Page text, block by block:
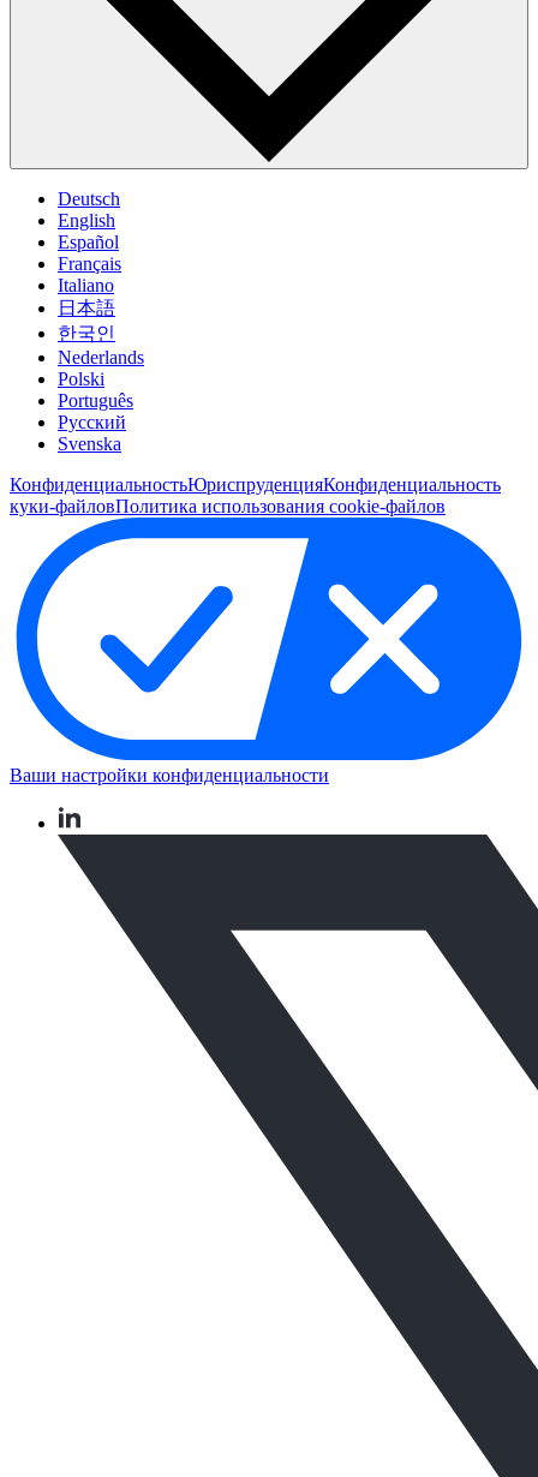
Deutsch
English
Español
Français
Italiano
日本語
한국인
Nederlands
Polski
Português
Pусский
Svenska
КонфиденциальностьЮриспруденцияКонфиденциальность
куки-файловПолитика использования cookie-файлов
Ваши настройки конфиденциальности